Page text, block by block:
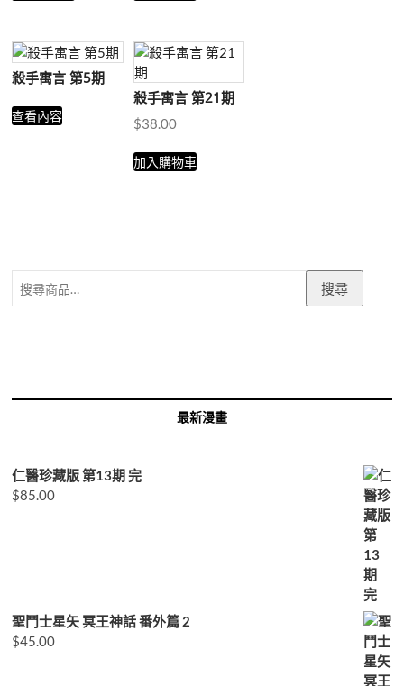
殺手寓言 第5期
查看內容
殺手寓言 第21期
$38.00
加入購物車
搜尋
最新漫畫
仁醫珍藏版 第13期 完
$85.00
聖鬥士星矢 冥王神話 番外篇 2
$45.00